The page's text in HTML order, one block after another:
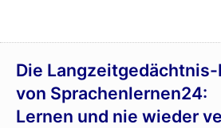
Die
von Sprachenlernen24:
Lernen und nie wieder